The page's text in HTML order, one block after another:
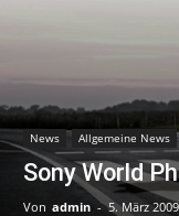
News Allgemeine News
Sony World
Von admin - 5. März 2009